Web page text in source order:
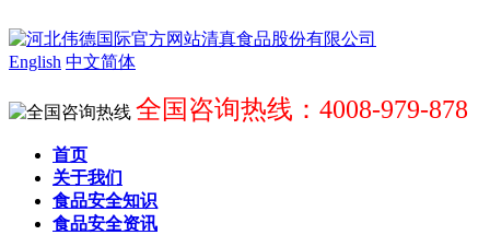
English 中文简体
全国咨询热线：4008-979-878
首页
关于我们
食品安全知识
食品安全资讯